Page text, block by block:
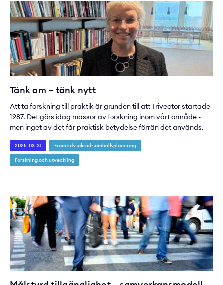
Tänk om – tänk nytt
Att ta forskning till praktik är grunden till att Trivector startade
1987. Det görs idag massor av forskning inom vårt område -
men inget av det får praktisk betydelse förrän det används.
2025-03-31 Framtidssäkrad samhällsplanering
Forskning och utveckling